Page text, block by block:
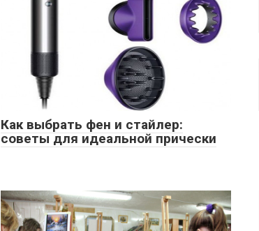
Как выбрать фен и стайлер:
советы для идеальной прически